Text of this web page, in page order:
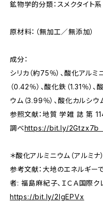
鉱物学的分類：スメクタイト系
原材料：（無加工／無添加）
成分：
シリカ（約75％）、酸化アルミ
（0.42％）、酸化鉄（1.31％）
ウム（3.99％）、酸化カルシウ
参照文献：地質 学雑 誌 第
調べhttps://bit.ly/
＊酸化アルミニウム（アルミ
参考文献：大地のエネルギ
者: 福島麻紀子、ＩＣＡ国際
https://bit.ly/2IgEPVx